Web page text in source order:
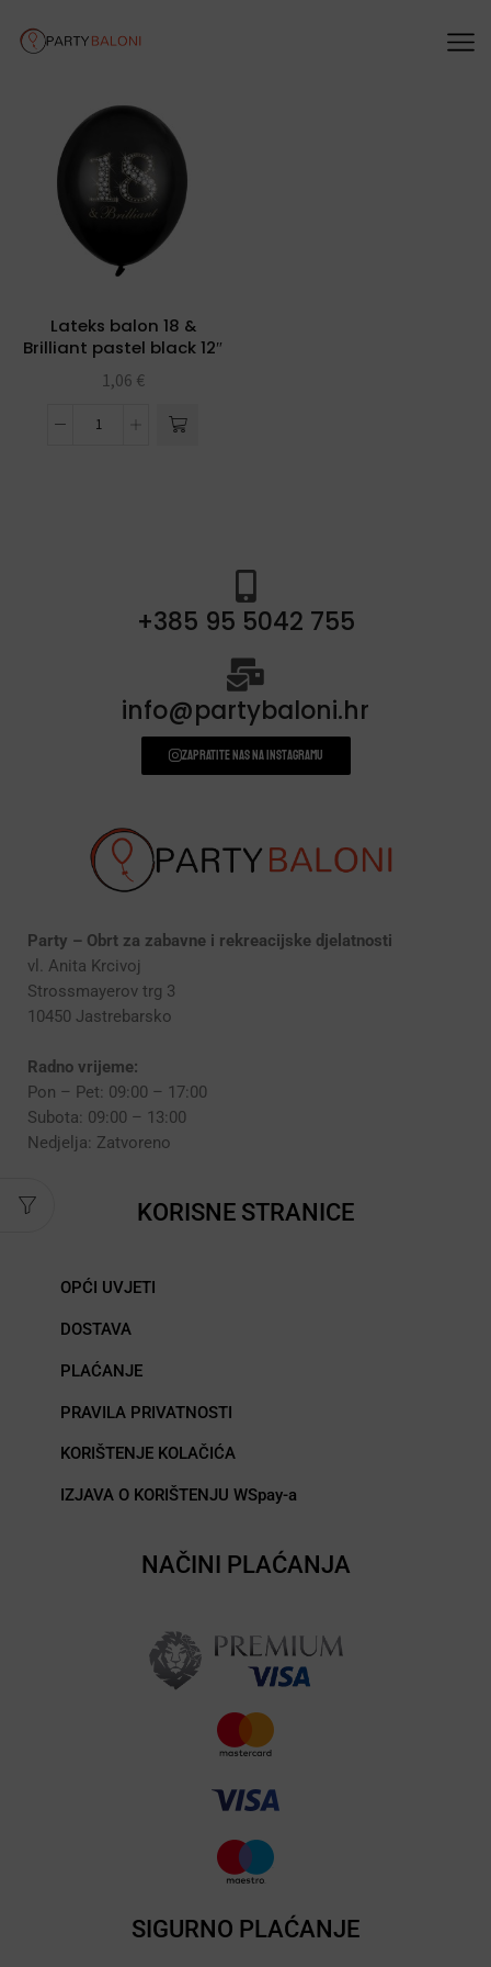
Lateks balon 18 &
Brilliant pastel black 12″
1,06 €
+385 95 5042 755
info@partybaloni.hr
Zapratite nas na instagramu
Party – Obrt za zabavne i rekreacijske djelatnosti
vl. Anita Krcivoj
Strossmayerov trg 3
10450 Jastrebarsko
Radno vrijeme:
Pon – Pet: 09:00 – 17:00
Subota: 09:00 – 13:00
Nedjelja: Zatvoreno
KORISNE STRANICE
OPĆI UVJETI
DOSTAVA
PLAĆANJE
PRAVILA PRIVATNOSTI
KORIŠTENJE KOLAČIĆA
IZJAVA O KORIŠTENJU WSpay-a
NAČINI PLAĆANJA
SIGURNO PLAĆANJE